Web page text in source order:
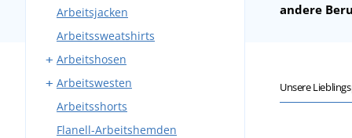
andere
Arbeitshosen mit Latz
Arbeitshosen ohne Latz
Bundjacken
Arbeitskleidung Sets
Overalls
Winter-Arbeitskleidung
Arbeitsjacken
Arbeitssweatshirts
Arbeitshosen
Bundhosen
Latzhosen
Arbeitswesten
Westen mit Taschen
Winter-Arbeitswesten
Arbeitsshorts
Flanell-Arbeitshemden
Unsere